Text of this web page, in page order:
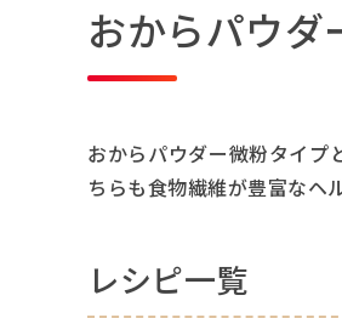
おからパウダ
おからパウダー微粉タイプ
ちらも食物繊維が豊富なヘ
レシピ一覧